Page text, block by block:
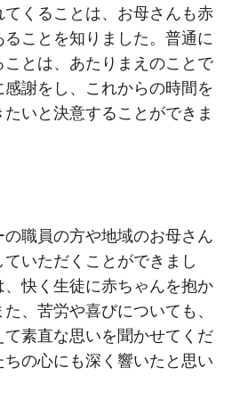
てくることは、お母さんも赤
ことを知りました。普通に
とは、あたりまえのことで
謝をし、これからの時間を
いと決意することができま
職員の方や地域のお母さん
いただくことができまし
快く生徒に赤ちゃんを抱か
、苦労や喜びについても、
素直な思いを聞かせてくだ
の心にも深く響いたと思い